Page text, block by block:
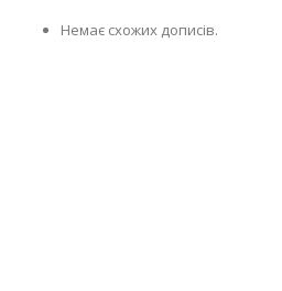
Немає схожих дописів.